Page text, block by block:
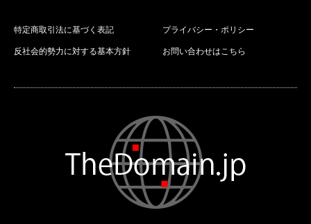
特定商取引法に基づく表記
反社会的勢力に対する基本方針
プライバシー・ポリシー
お問い合わせはこちら